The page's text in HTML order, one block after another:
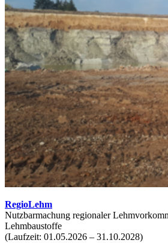
RegioLehm
Nutzbarmachung regionaler
Lehmbaustoffe
(Laufzeit: 01.05.2026 – 31.10.2028)